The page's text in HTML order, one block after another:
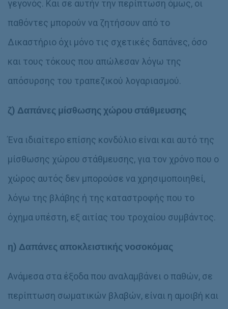
γεγονός. Και σε αυτήν την περίπτωση όμως, οι
παθόντες μπορούν να ζητήσουν από το
Δικαστήριο όχι μόνο τις σχετικές δαπάνες, όσο
και τους τόκους που απώλεσαν λόγω της
απόσυρσης του τραπεζικού λογαριασμού.
ζ) Δαπάνες μίσθωσης χώρου στάθμευσης
Ένα ιδιαίτερο επίσης κονδύλιο είναι και αυτό της
μίσθωσης χώρου στάθμευσης, για τον χρόνο που ο
χώρος αυτός δεν μπορούσε να χρησιμοποιηθεί,
λόγω της βλάβης ή της καταστροφής που το
όχημα υπέστη, εξ αιτίας του τροχαίου συμβάντος.
η) Δαπάνες αποκλειστικής νοσοκόμας
Ανάμεσα στα έξοδα που αναλαμβάνει ο παθών, σε
περίπτωση σωματικών βλαβών, είναι η αμοιβή και